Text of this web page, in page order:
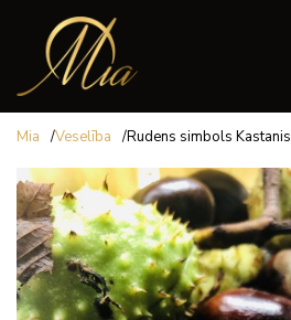
Mia /Veselība /Rudens simbols Kastanis